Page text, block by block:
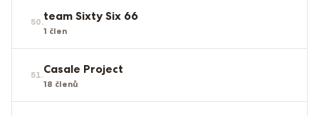
50.team Sixty Six 66
1 člen
51.Casale Project
18 členů